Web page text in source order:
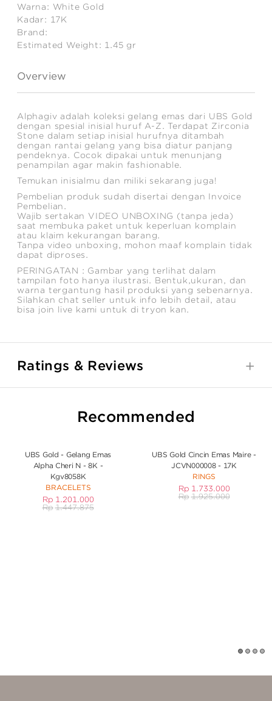
Warna: White Gold
Kadar: 17K
Brand:
Estimated Weight: 1.45 gr
Overview
Alphagiv adalah koleksi gelang emas dari UBS Gold
dengan spesial inisial huruf A-Z. Terdapat Zirconia
Stone dalam setiap inisial hurufnya ditambah
dengan rantai gelang yang bisa diatur panjang
pendeknya. Cocok dipakai untuk menunjang
penampilan agar makin fashionable.
Temukan inisialmu dan miliki sekarang juga!
Pembelian produk sudah disertai dengan Invoice
Pembelian.
Wajib sertakan VIDEO UNBOXING (tanpa jeda)
saat membuka paket untuk keperluan komplain
atau klaim kekurangan barang.
Tanpa video unboxing, mohon maaf komplain tidak
dapat diproses.
PERINGATAN : Gambar yang terlihat dalam
tampilan foto hanya ilustrasi. Bentuk,ukuran, dan
warna tergantung hasil produksi yang sebenarnya.
Silahkan chat seller untuk info lebih detail, atau
bisa join live kami untuk di tryon kan.
Ratings & Reviews
Recommended
UBS Gold - Gelang Emas
Alpha Cheri N - 8K -
Kgv8058K
BRACELETS
Rp 1.201.000
Rp 1.447.875
UBS Gold Cincin Emas Maire -
JCVN000008 - 17K
RINGS
Rp 1.733.000
Rp 1.925.000